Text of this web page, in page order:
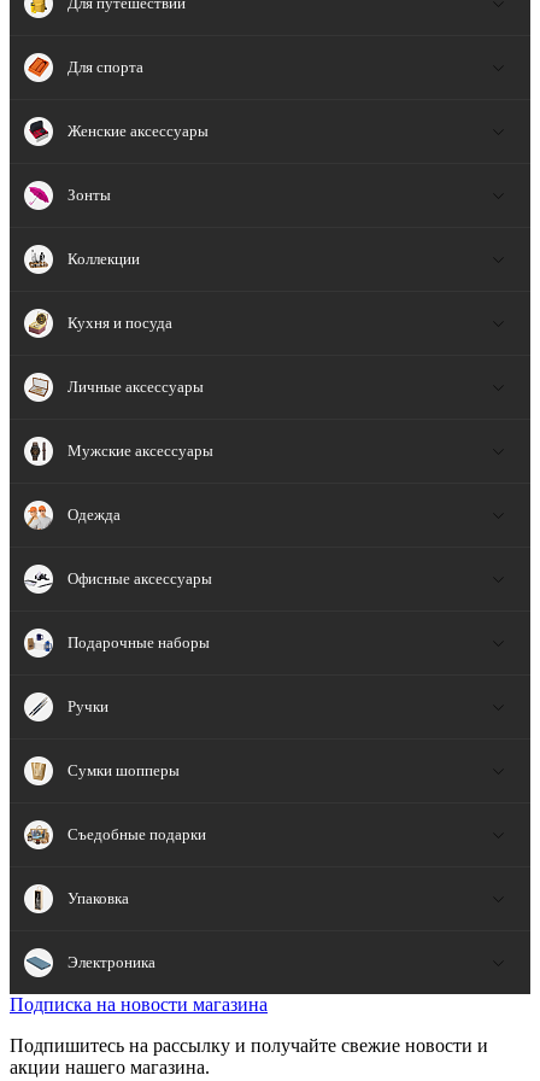
Для спорта
Женские аксессуары
Зонты
Коллекции
Кухня и посуда
Личные аксессуары
Мужские аксессуары
Одежда
Офисные аксессуары
Подарочные наборы
Ручки
Сумки шопперы
Съедобные подарки
Упаковка
Электроника
Подписка на новости магазина
Подпишитесь на рассылку и получайте свежие новости и
акции нашего магазина.